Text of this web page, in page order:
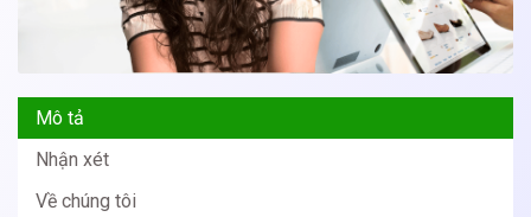
Mô tả
Nhận xét
Về chúng tôi